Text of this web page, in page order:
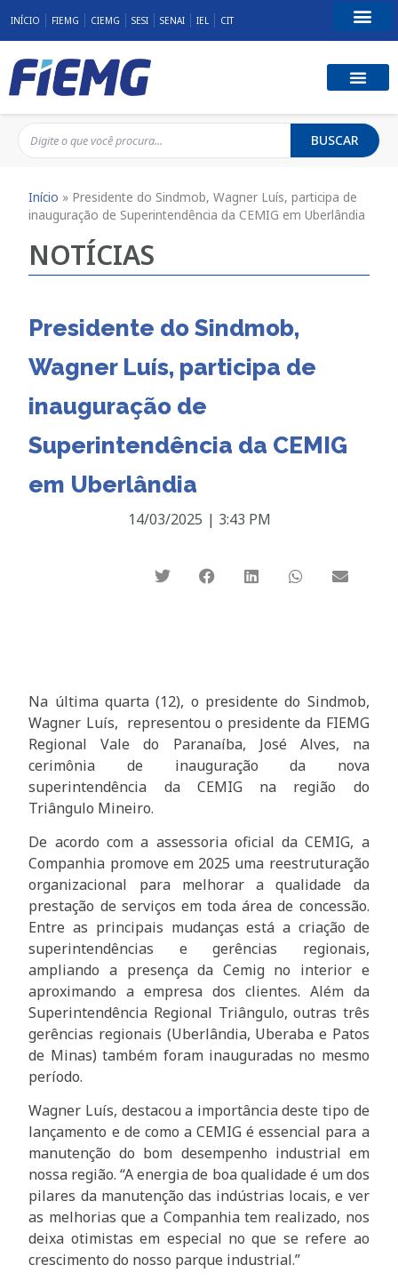
INÍCIO FIEMG CIEMG SESI SENAI IEL CIT
BUSCAR
Início » Presidente do Sindmob, Wagner Luís, participa de
inauguração de Superintendência da CEMIG em Uberlândia
NOTÍCIAS
Presidente do Sindmob,
Wagner Luís, participa de
inauguração de
Superintendência da CEMIG
em Uberlândia
14/03/2025 | 3:43 PM
Na última quarta (12), o presidente do Sindmob,
Wagner Luís, representou o presidente da FIEMG
Regional Vale do Paranaíba, José Alves, na
cerimônia de inauguração da nova
superintendência da CEMIG na região do
Triângulo Mineiro.
De acordo com a assessoria oficial da CEMIG, a
Companhia promove em 2025 uma reestruturação
organizacional para melhorar a qualidade da
prestação de serviços em toda área de concessão.
Entre as principais mudanças está a criação de
superintendências e gerências regionais,
ampliando a presença da Cemig no interior e
aproximando a empresa dos clientes. Além da
Superintendência Regional Triângulo, outras três
gerências regionais (Uberlândia, Uberaba e Patos
de Minas) também foram inauguradas no mesmo
período.
Wagner Luís, destacou a importância deste tipo de
lançamento e de como a CEMIG é essencial para a
manutenção do bom desempenho industrial em
nossa região. “A energia de boa qualidade é um dos
pilares da manutenção das indústrias locais, e ver
as melhorias que a Companhia tem realizado, nos
deixa otimistas em especial no que se refere ao
crescimento do nosso parque industrial.”